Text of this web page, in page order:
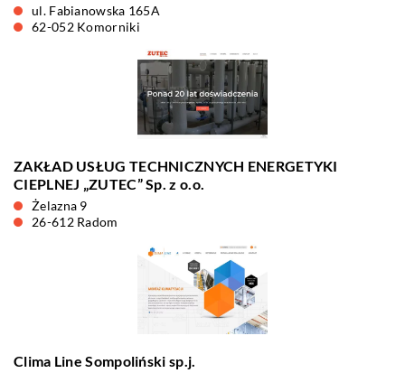
ul. Fabianowska 165A
62-052 Komorniki
ZAKŁAD USŁUG TECHNICZNYCH ENERGETYKI
CIEPLNEJ „ZUTEC” Sp. z o.o.
Żelazna 9
26-612 Radom
Clima Line Sompoliński sp.j.